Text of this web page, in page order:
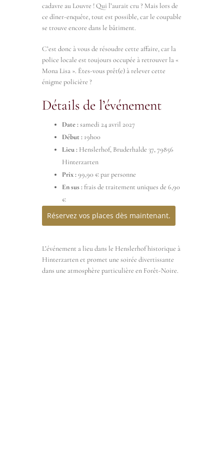
cadavre au Louvre ! Qui l’aurait cru ? Mais lors de
ce dîner-enquête, tout est possible, car le coupable
se trouve encore dans le bâtiment.
C’est donc à vous de résoudre cette affaire, car la
police locale est toujours occupée à retrouver la «
Mona Lisa ». Êtes-vous prêt(e) à relever cette
énigme policière ?
Détails de l’événement
Date :samedi 24 avril 2027
Début : 19h00
Lieu : Henslerhof, Bruderhalde 37, 79856
Hinterzarten
Prix :99,90 € par personne
En sus : frais de traitement uniques de 6,90
€
Réservez vos places dès maintenant.
L’événement a lieu dans le Henslerhof historique à
Hinterzarten et promet une soirée divertissante
dans une atmosphère particulière en Forêt-Noire.